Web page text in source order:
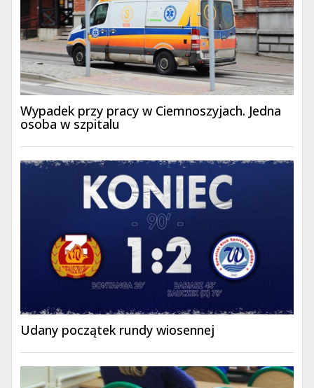
Wypadek przy pracy w Ciemnoszyjach. Jedna
osoba w szpitalu
Udany początek rundy wiosennej